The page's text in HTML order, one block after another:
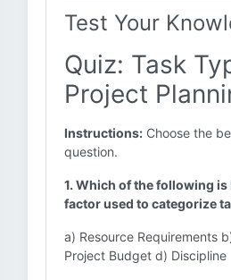
Test Your
Quiz: Task
Project
Instructions: Choose the
question.
1. Which of the following is
factor used to categorize
a) Resource Requirements
Project Budget d) Discipline